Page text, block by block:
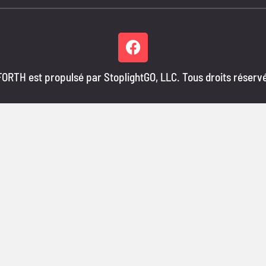
est propulsé par StoplightGO, LLC. Tous droits
du plan de rémunération CFORTH sont basés sur les